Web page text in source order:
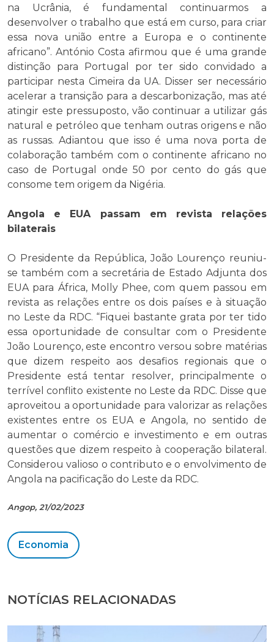
na Ucrânia, é fundamental continuarmos a
desenvolver o trabalho que está em curso, para criar
essa nova união entre a Europa e o continente
africano”. António Costa afirmou que é uma grande
distinção para Portugal por ter sido convidado a
participar nesta Cimeira da UA. Disser ser necessário
acelerar a transição para a descarbonização, mas até
atingir este pressuposto, vão continuar a utilizar gás
natural e petróleo que tenham outras origens e não
as russas. Adiantou que isso é uma nova porta de
colaboração também com o continente africano no
caso de Portugal onde 50 por cento do gás que
consome tem origem da Nigéria.
Angola e EUA passam em revista relações
bilaterais
O Presidente da República, João Lourenço reuniu-
se também com a secretária de Estado Adjunta dos
EUA para África, Molly Phee, com quem passou em
revista as relações entre os dois países e à situação
no Leste da RDC. “Fiquei bastante grata por ter tido
essa oportunidade de consultar com o Presidente
João Lourenço, este encontro versou sobre matérias
que dizem respeito aos desafios regionais que o
Presidente está tentar resolver, principalmente o
terrível conflito existente no Leste da RDC. Disse que
aproveitou a oportunidade para valorizar as relações
existentes entre os EUA e Angola, no sentido de
aumentar o comércio e investimento e em outras
questões que dizem respeito à cooperação bilateral.
Considerou valioso o contributo e o envolvimento de
Angola na pacificação do Leste da RDC.
Angop, 21/02/2023
Economia
NOTÍCIAS RELACIONADAS